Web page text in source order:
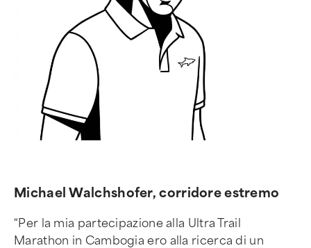
Michael Walchshofer, corridore estremo
“Per la mia partecipazione alla Ultra Trail
Marathon in Cambogia ero alla ricerca di un